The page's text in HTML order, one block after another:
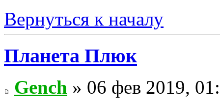
Вернуться к началу
Планета Плюк
Gench » 06 фев 2019,